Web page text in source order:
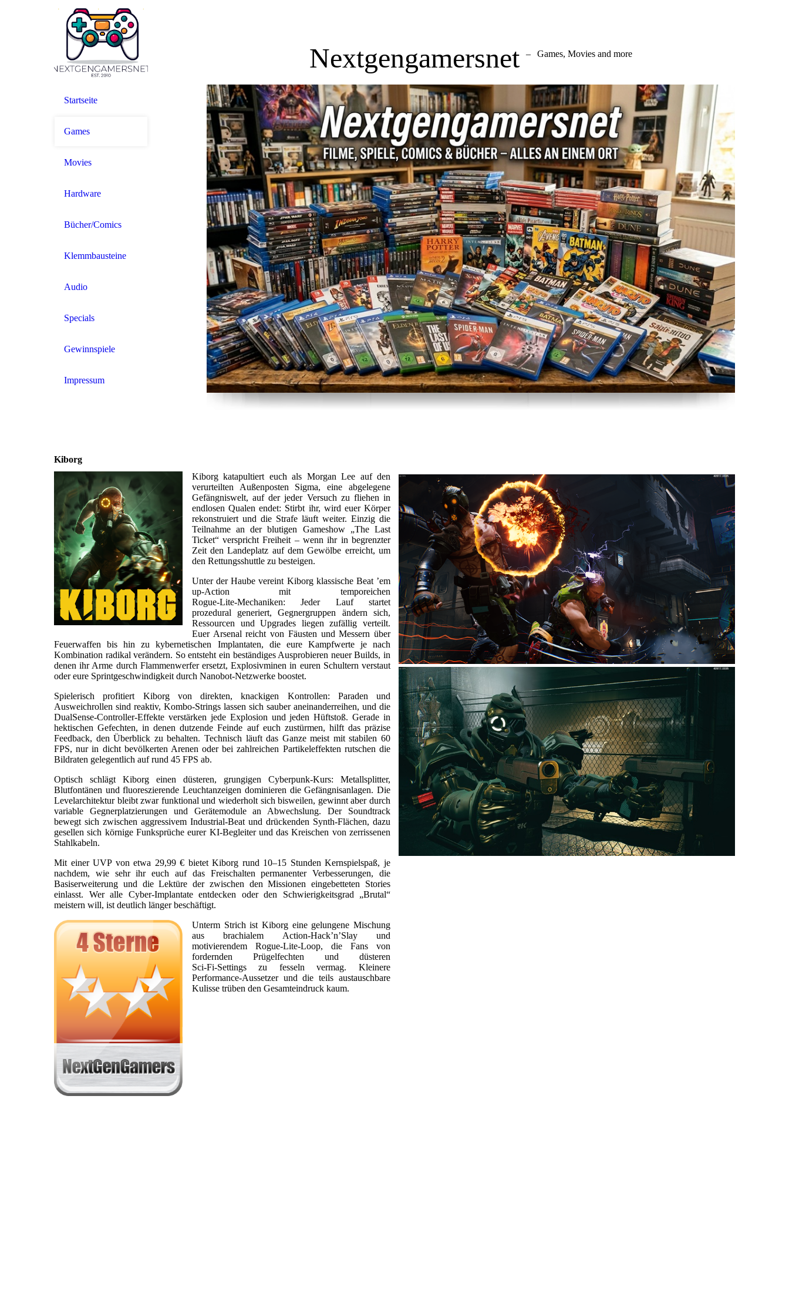
Nextgengamersnet – Games, Movies and more
Startseite
Games
Movies
Hardware
Bücher/Comics
Klemmbausteine
Audio
Specials
Gewinnspiele
Impressum
Kiborg
Kiborg katapultiert euch als Morgan Lee auf den
verurteilten Außenposten Sigma, eine abgelegene
Gefängniswelt, auf der jeder Versuch zu fliehen in
endlosen Qualen endet: Stirbt ihr, wird euer Körper
rekonstruiert und die Strafe läuft weiter. Einzig die
Teilnahme an der blutigen Gameshow „The Last
Ticket“ verspricht Freiheit – wenn ihr in begrenzter
Zeit den Landeplatz auf dem Gewölbe erreicht, um
den Rettungsshuttle zu besteigen.
Unter der Haube vereint Kiborg klassische Beat ’em
up‑Action mit temporeichen
Rogue‑Lite‑Mechaniken: Jeder Lauf startet
prozedural generiert, Gegnergruppen ändern sich,
Ressourcen und Upgrades liegen zufällig verteilt.
Euer Arsenal reicht von Fäusten und Messern über
Feuerwaffen bis hin zu kybernetischen Implantaten, die eure Kampfwerte je nach
Kombination radikal verändern. So entsteht ein beständiges Ausprobieren neuer Builds, in
denen ihr Arme durch Flammenwerfer ersetzt, Explosivminen in euren Schultern verstaut
oder eure Sprintgeschwindigkeit durch Nanobot‑Netzwerke boostet.
Spielerisch profitiert Kiborg von direkten, knackigen Kontrollen: Paraden und
Ausweichrollen sind reaktiv, Kombo‑Strings lassen sich sauber aneinanderreihen, und die
DualSense‑Controller‑Effekte verstärken jede Explosion und jeden Hüftstoß. Gerade in
hektischen Gefechten, in denen dutzende Feinde auf euch zustürmen, hilft das präzise
Feedback, den Überblick zu behalten. Technisch läuft das Ganze meist mit stabilen 60
FPS, nur in dicht bevölkerten Arenen oder bei zahlreichen Partikeleffekten rutschen die
Bildraten gelegentlich auf rund 45 FPS ab.
Optisch schlägt Kiborg einen düsteren, grungigen Cyberpunk‑Kurs: Metallsplitter,
Blutfontänen und fluoreszierende Leuchtanzeigen dominieren die Gefängnisanlagen. Die
Levelarchitektur bleibt zwar funktional und wiederholt sich bisweilen, gewinnt aber durch
variable Gegnerplatzierungen und Gerätemodule an Abwechslung. Der Soundtrack
bewegt sich zwischen aggressivem Industrial‑Beat und drückenden Synth‑Flächen, dazu
gesellen sich körnige Funksprüche eurer KI‑Begleiter und das Kreischen von zerrissenen
Stahlkabeln.
Mit einer UVP von etwa 29,99 € bietet Kiborg rund 10–15 Stunden Kernspielspaß, je
nachdem, wie sehr ihr euch auf das Freischalten permanenter Verbesserungen, die
Basiserweiterung und die Lektüre der zwischen den Missionen eingebetteten Stories
einlasst. Wer alle Cyber‑Implantate entdecken oder den Schwierigkeitsgrad „Brutal“
meistern will, ist deutlich länger beschäftigt.
Unterm Strich ist Kiborg eine gelungene Mischung
aus brachialem Action‑Hack’n’Slay und
motivierendem Rogue‑Lite‑Loop, die Fans von
fordernden Prügelfechten und düsteren
Sci‑Fi‑Settings zu fesseln vermag. Kleinere
Performance‑Aussetzer und die teils austauschbare
Kulisse trüben den Gesamteindruck kaum.